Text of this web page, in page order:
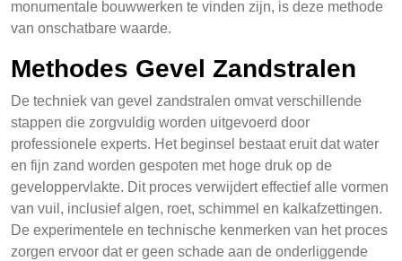
monumentale bouwwerken te vinden zijn, is deze methode
van onschatbare waarde.
Methodes Gevel Zandstralen
De techniek van gevel zandstralen omvat verschillende
stappen die zorgvuldig worden uitgevoerd door
professionele experts. Het beginsel bestaat eruit dat water
en fijn zand worden gespoten met hoge druk op de
geveloppervlakte. Dit proces verwijdert effectief alle vormen
van vuil, inclusief algen, roet, schimmel en kalkafzettingen.
De experimentele en technische kenmerken van het proces
zorgen ervoor dat er geen schade aan de onderliggende